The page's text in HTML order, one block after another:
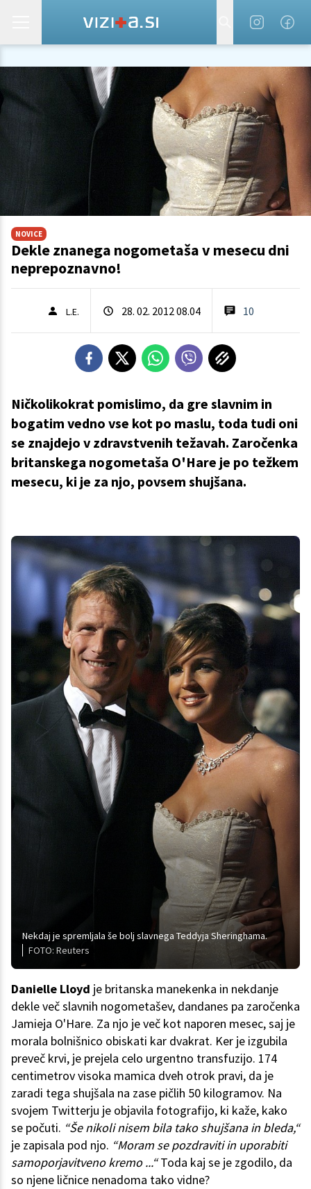
NOVICE
Dekle znanega nogometaša v mesecu dni
neprepoznavno!
L.E. 28. 02. 2012 08.04 10
Ničkolikokrat pomislimo, da gre slavnim in
bogatim vedno vse kot po maslu, toda tudi oni
se znajdejo v zdravstvenih težavah. Zaročenka
britanskega nogometaša O'Hare je po težkem
mesecu, ki je za njo, povsem shujšana.
Nekdaj je spremljala še bolj slavnega Teddyja Sheringhama.
FOTO: Reuters
v
mesecu
shujšala
na
50
Danielle Lloyd je britanska manekenka in nekdanje
dekle več slavnih nogometašev, dandanes pa zaročenka
Jamieja O'Hare. Za njo je več kot naporen mesec, saj je
morala bolnišnico obiskati kar dvakrat. Ker je izgubila
preveč krvi, je prejela celo urgentno transfuzijo. 174
centimetrov visoka mamica dveh otrok pravi, da je
zaradi tega shujšala na zase pičlih 50 kilogramov. Na
svojem Twitterju je objavila fotografijo, ki kaže, kako
se počuti. “Še nikoli nisem bila tako shujšana in bleda,“
je zapisala pod njo. “Moram se pozdraviti in uporabiti
samoporjavitveno kremo ...“Toda kaj se je zgodilo, da
so njene ličnice nenadoma tako vidne?